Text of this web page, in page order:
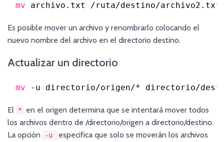
mv archivo.txt /ruta/destino/archivo2 .txt
Es posible mover un archivo y renombrarlo colocando el
nuevo nombre del archivo en el directorio destino.
Actualizar un directorio
mv -u directorio/origen/* directorio/
El *
en el origen determina que se intentará mover todos
los archivos dentro de /directorio/origen a directorio/destino.
La opción
-u
especifica que solo se moverán los archivos